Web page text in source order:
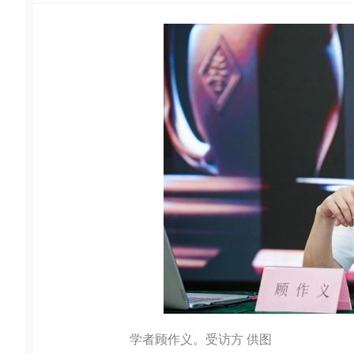
学者顾作义。受访方 供图